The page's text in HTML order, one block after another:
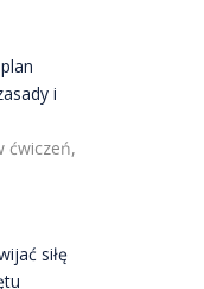
i
ćwiczeń,
siłę